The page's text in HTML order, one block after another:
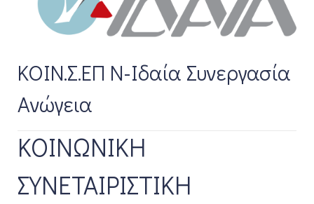
ΚΟΙΝ.Σ.ΕΠ Ν-Ιδαία Συνεργασία
Ανώγεια
ΚΟΙΝΩΝΙΚΗ
ΣΥΝΕΤΑΙΡΙΣΤΙΚΗ